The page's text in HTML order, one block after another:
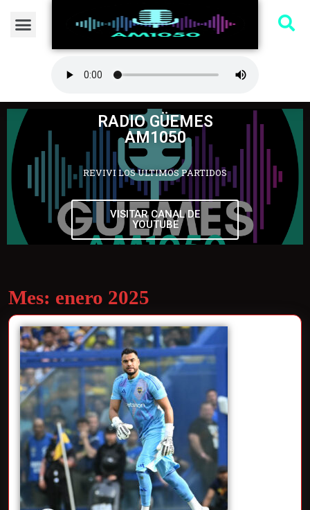
RADIO GÜEMES
AM1050
REVIVI LOS ULTIMOS PARTIDOS
VISITAR CANAL DE
YOUTUBE
Mes: enero 2025